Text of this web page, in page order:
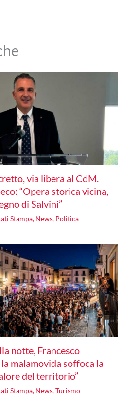
via libera al CdM.
“Opera storica vicina,
di Salvini”
Stampa, News, Politica
notte, Francesco
la malamovida soffoca la
del territorio”
Stampa, News,Turismo